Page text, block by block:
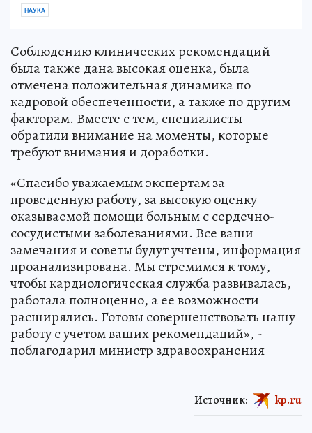
НАУКА
Соблюдению клинических рекомендаций
была также дана высокая оценка, была
отмечена положительная динамика по
кадровой обеспеченности, а также по другим
факторам. Вместе с тем, специалисты
обратили внимание на моменты, которые
требуют внимания и доработки.
«Спасибо уважаемым экспертам за
проведенную работу, за высокую оценку
оказываемой помощи больным с сердечно-
сосудистыми заболеваниями. Все ваши
замечания и советы будут учтены, информация
проанализирована. Мы стремимся к тому,
чтобы кардиологическая служба развивалась,
работала полноценно, а ее возможности
расширялись. Готовы совершенствовать нашу
работу с учетом ваших рекомендаций», -
поблагодарил министр здравоохранения
Источник: kp.ru